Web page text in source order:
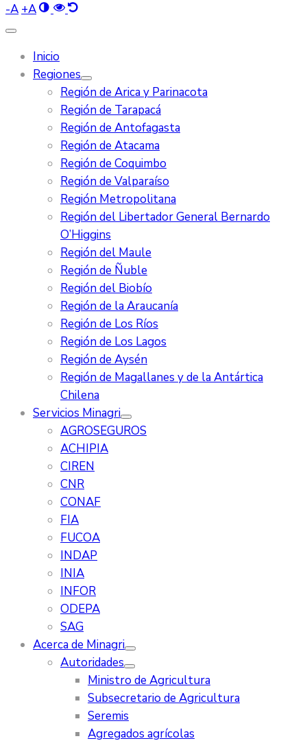
-A +A
Inicio
Regiones
Región de Arica y Parinacota
Región de Tarapacá
Región de Antofagasta
Región de Atacama
Región de Coquimbo
Región de Valparaíso
Región Metropolitana
Región del Libertador General Bernardo
O’Higgins
Región del Maule
Región de Ñuble
Región del Biobío
Región de la Araucanía
Región de Los Ríos
Región de Los Lagos
Región de Aysén
Región de Magallanes y de la Antártica
Chilena
Servicios Minagri
AGROSEGUROS
ACHIPIA
CIREN
CNR
CONAF
FIA
FUCOA
INDAP
INIA
INFOR
ODEPA
SAG
Acerca de Minagri
Autoridades
Ministro de Agricultura
Subsecretario de Agricultura
Seremis
Agregados agrícolas